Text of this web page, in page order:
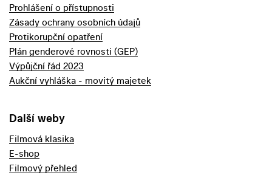
Prohlášení o přístupnosti
Zásady ochrany osobních údajů
Protikorupční opatření
Plán genderové rovnosti (GEP)
Výpůjční řád 2023
Aukční vyhláška - movitý majetek
Další weby
Filmová klasika
E-shop
Filmový přehled